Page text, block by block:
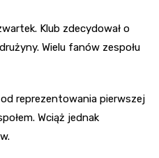
Klub zdecydował o
Wielu fanów zespołu
reprezentowania pierwszej
Wciąż jednak